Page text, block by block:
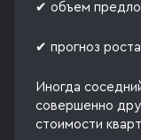
✔ объем
✔ прогноз
Иногда
совершенно
стоимости